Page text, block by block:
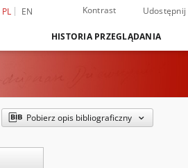
PL EN Kontrast Udostępnij
HISTORIA PRZEGLĄDANIA
Pobierz opis bibliograficzny